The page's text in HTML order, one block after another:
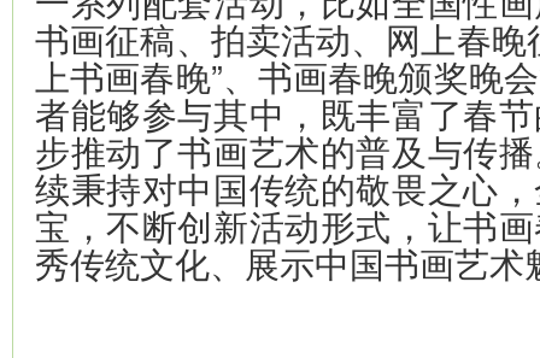
书画征稿、拍卖活动、网上春晚
上书画春晚”、书画春晚颁奖晚
者能够参与其中，既丰富了春
步推动了书画艺术的普及与传
续秉持对中国传统的敬畏之心
宝，不断创新活动形式，让书
秀传统文化、展示中国书画艺